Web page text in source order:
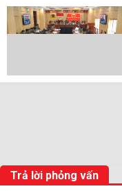
Trả lời phỏng vấn